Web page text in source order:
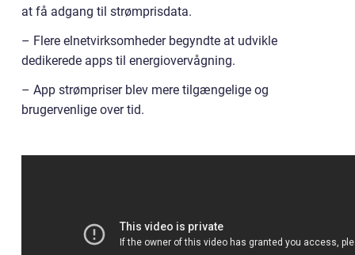
at få adgang til strømprisdata.
– Flere elnetvirksomheder begyndte at udvikle
dedikerede apps til energiovervågning.
– App strømpriser blev mere tilgængelige og
brugervenlige over tid.